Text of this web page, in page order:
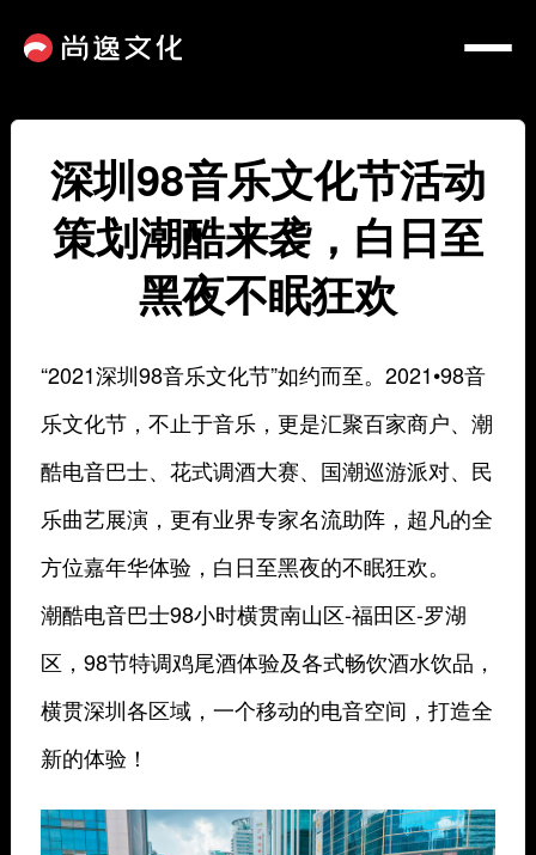
深圳98音乐文化节活动
策划潮酷来袭，白日至
黑夜不眠狂欢
“2021深圳98音乐文化节”如约而至。2021•98音
乐文化节，不止于音乐，更是汇聚百家商户、潮
酷电音巴士、花式调酒大赛、国潮巡游派对、民
乐曲艺展演，更有业界专家名流助阵，超凡的全
方位嘉年华体验，白日至黑夜的不眠狂欢。
潮酷电音巴士98小时横贯南山区-福田区-罗湖
区，98节特调鸡尾酒体验及各式畅饮酒水饮品，
横贯深圳各区域，一个移动的电音空间，打造全
新的体验！